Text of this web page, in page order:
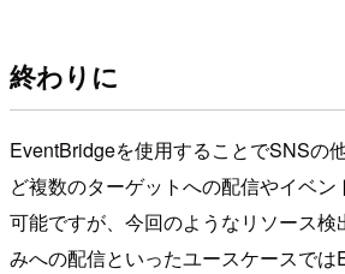
終わりに
EventBridgeを使用することでSNSの
ど複数のターゲットへの配信やイベ
可能ですが、今回のようなリソース
みへの配信といったユースケースで